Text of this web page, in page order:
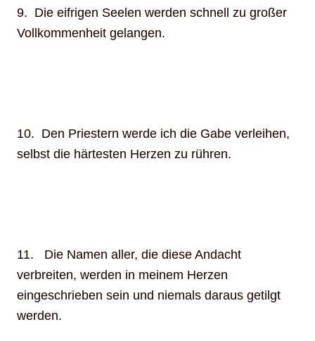
9. Die eifrigen Seelen werden schnell zu großer
Vollkommenheit gelangen.
10. Den Priestern werde ich die Gabe verleihen,
selbst die härtesten Herzen zu rühren.
11. Die Namen aller, die diese Andacht
verbreiten, werden in meinem Herzen
eingeschrieben sein und niemals daraus getilgt
werden.